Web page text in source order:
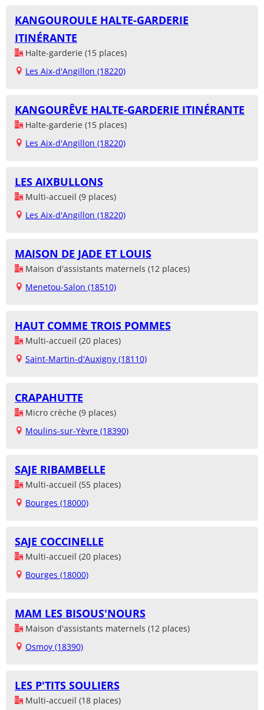
KANGOUROULE HALTE-GARDERIE
ITINÉRANTE
Halte-garderie (15 places)
Les Aix-d'Angillon (18220)
KANGOURÊVE HALTE-GARDERIE ITINÉRANTE
Halte-garderie (15 places)
Les Aix-d'Angillon (18220)
LES AIXBULLONS
Multi-accueil (9 places)
Les Aix-d'Angillon (18220)
MAISON DE JADE ET LOUIS
Maison d'assistants maternels (12 places)
Menetou-Salon (18510)
HAUT COMME TROIS POMMES
Multi-accueil (20 places)
Saint-Martin-d'Auxigny (18110)
CRAPAHUTTE
Micro crèche (9 places)
Moulins-sur-Yèvre (18390)
SAJE RIBAMBELLE
Multi-accueil (55 places)
Bourges (18000)
SAJE COCCINELLE
Multi-accueil (20 places)
Bourges (18000)
MAM LES BISOUS'NOURS
Maison d'assistants maternels (12 places)
Osmoy (18390)
LES P'TITS SOULIERS
Multi-accueil (18 places)